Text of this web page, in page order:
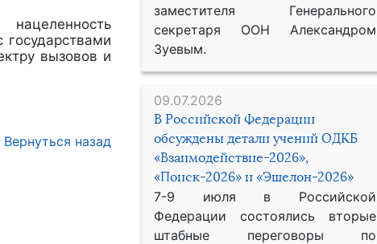
заместителя Генерального
секретаря ООН Александром
Зуевым.
09.07.2026
В Российской Федерации
обсуждены детали учений ОДКБ
«Взаимодействие-2026»,
«Поиск-2026» и «Эшелон-2026»
7-9 июля в Российской
Федерации состоялись вторые
штабные переговоры по
вызовов и
Вернуться назад